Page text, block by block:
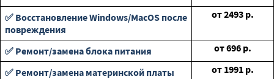
✅ Восстановление Windows/MacOS после
повреждения
от2493 р.
✅ Ремонт/замена блока питания от696 р.
✅ Ремонт/замена материнской платы
от 1991 р.